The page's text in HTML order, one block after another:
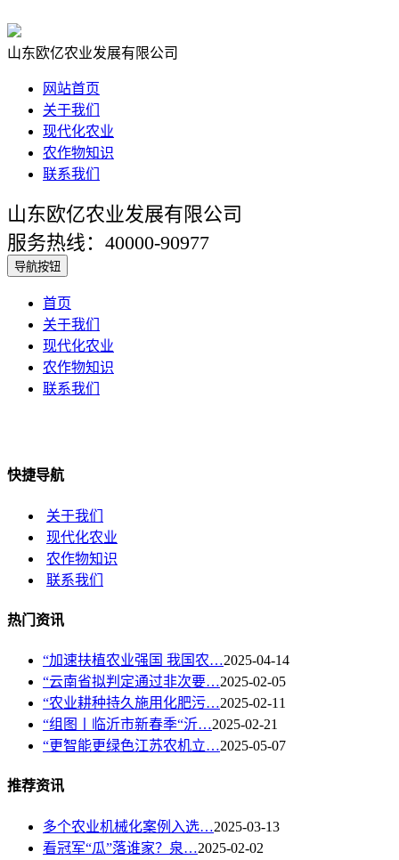
山东欧亿农业发展有限公司
网站首页
关于我们
现代化农业
农作物知识
联系我们
山东欧亿农业发展有限公司
服务热线：40000-90977
导航按钮
首页
关于我们
现代化农业
农作物知识
联系我们
快捷导航
关于我们
现代化农业
农作物知识
联系我们
热门资讯
“加速扶植农业强国 我国农…2025-04-14
“云南省拟判定通过非次要…2025-02-05
“农业耕种持久施用化肥污…2025-02-11
“组图丨临沂市新春季“沂…2025-02-21
“更智能更绿色江苏农机立…2025-05-07
推荐资讯
多个农业机械化案例入选…2025-03-13
看冠军“瓜”落谁家？泉…2025-02-02